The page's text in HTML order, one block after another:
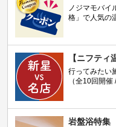
ノジマモバ
格」で人気の
【ニフティ
行ってみたい
（全10回開催
岩盤浴特集